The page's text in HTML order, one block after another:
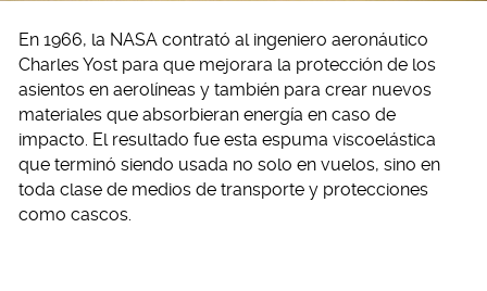
En 1966, la NASA contrató al ingeniero aeronáutico
Charles Yost para que mejorara la protección de los
asientos en aerolíneas y también para crear nuevos
materiales que absorbieran energía en caso de
impacto. El resultado fue esta espuma viscoelástica
que terminó siendo usada no solo en vuelos, sino en
toda clase de medios de transporte y protecciones
como cascos.